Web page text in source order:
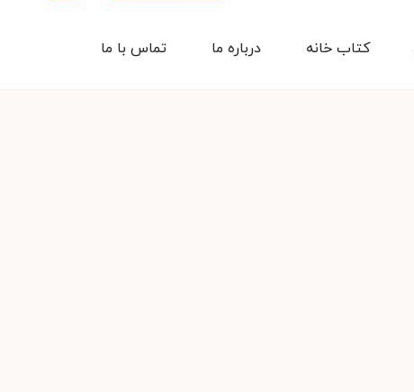
تماس با ما درباره ما کتاب خانه